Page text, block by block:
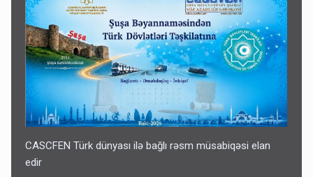
CASCFEN Türk dünyası ilə bağlı rəsm müsabiqəsi elan
edir